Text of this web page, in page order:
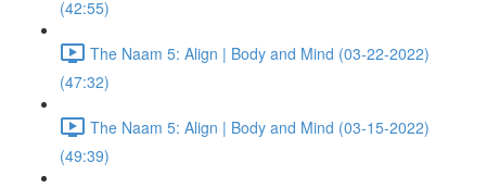
(42:55)
The Naam 5: Align | Body and Mind (03-22-2022)
(47:32)
The Naam 5: Align | Body and Mind (03-15-2022)
(49:39)